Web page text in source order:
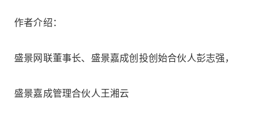
作者介绍：
盛景网联董事长、盛景嘉成创投创始合伙人彭志强，
盛景嘉成管理合伙人王湘云